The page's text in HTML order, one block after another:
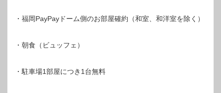
・福岡PayPayドーム側のお部屋確約（和室、和洋室を除く）
・朝食（ビュッフェ）
・駐車場1部屋につき1台無料